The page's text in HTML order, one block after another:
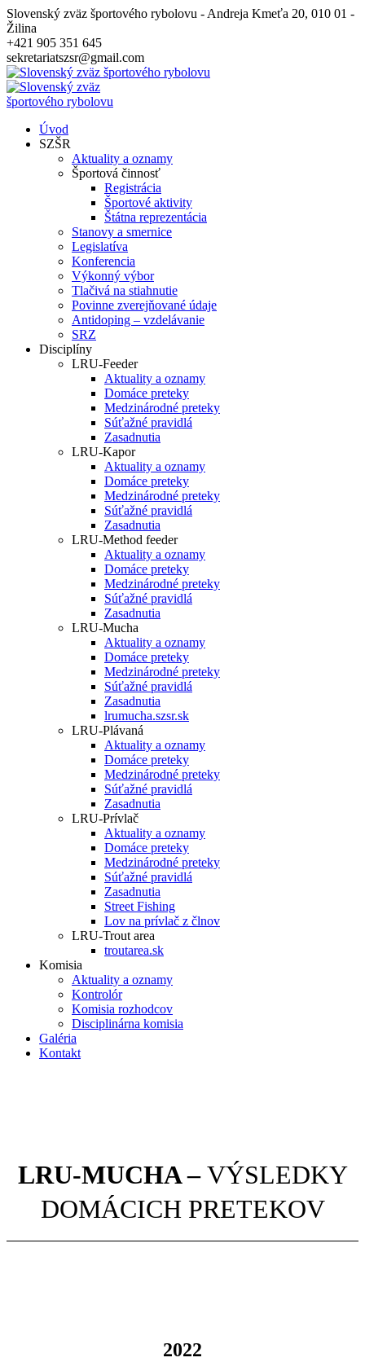
Slovenský zväz športového rybolovu - Andreja Kmeťa 20, 010 01 -
Žilina
+421 905 351 645
sekretariatszsr@gmail.com
Úvod
SZŠR
Aktuality a oznamy
Športová činnosť
Registrácia
Športové aktivity
Štátna reprezentácia
Stanovy a smernice
Legislatíva
Konferencia
Výkonný výbor
Tlačivá na stiahnutie
Povinne zverejňované údaje
Antidoping – vzdelávanie
SRZ
Disciplíny
LRU-Feeder
Aktuality a oznamy
Domáce preteky
Medzinárodné preteky
Súťažné pravidlá
Zasadnutia
LRU-Kapor
Aktuality a oznamy
Domáce preteky
Medzinárodné preteky
Súťažné pravidlá
Zasadnutia
LRU-Method feeder
Aktuality a oznamy
Domáce preteky
Medzinárodné preteky
Súťažné pravidlá
Zasadnutia
LRU-Mucha
Aktuality a oznamy
Domáce preteky
Medzinárodné preteky
Súťažné pravidlá
Zasadnutia
lrumucha.szsr.sk
LRU-Plávaná
Aktuality a oznamy
Domáce preteky
Medzinárodné preteky
Súťažné pravidlá
Zasadnutia
LRU-Prívlač
Aktuality a oznamy
Domáce preteky
Medzinárodné preteky
Súťažné pravidlá
Zasadnutia
Street Fishing
Lov na prívlač z člnov
LRU-Trout area
troutarea.sk
Komisia
Aktuality a oznamy
Kontrolór
Komisia rozhodcov
Disciplinárna komisia
Galéria
Kontakt
LRU-MUCHA –VÝSLEDKY
DOMÁCICH PRETEKOV
2022